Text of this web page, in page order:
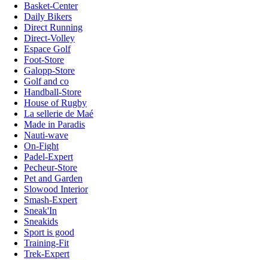
Basket-Center
Daily Bikers
Direct Running
Direct-Volley
Espace Golf
Foot-Store
Galopp-Store
Golf and co
Handball-Store
House of Rugby
La sellerie de Maé
Made in Paradis
Nauti-wave
On-Fight
Padel-Expert
Pecheur-Store
Pet and Garden
Slowood Interior
Smash-Expert
Sneak'In
Sneakids
Sport is good
Training-Fit
Trek-Expert